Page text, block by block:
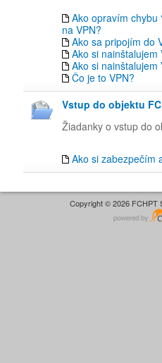
Ako opravím chybu
na VPN?
Ako sa pripojím do
Ako si nainštalujem
Ako si nainštalujem
Čo je to VPN?
Vstup do objektu
Žiadanky o vstup do
Ako si zabezpečím
Copyright © 2026 FCHPT